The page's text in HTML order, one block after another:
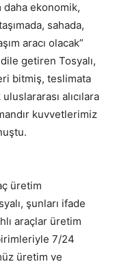
daha ekonomik,
sahada,
aracı olacak”
getiren Tosyalı,
bitmiş, teslimata
alıcılara
kuvvetlerimiz
üretim
şunları ifade
araçlar üretim
7/24
üretim ve